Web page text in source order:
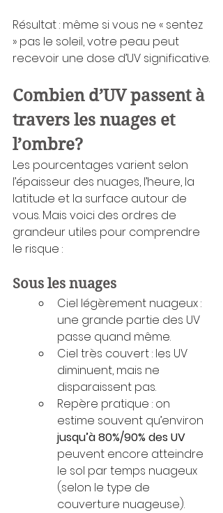
Résultat : même si vous ne « sentez
» pas le soleil, votre peau peut
recevoir une dose d’UV significative.
Combien d’UV passent à
travers les nuages et
l’ombre?
Les pourcentages varient selon
l’épaisseur des nuages, l’heure, la
latitude et la surface autour de
vous. Mais voici des ordres de
grandeur utiles pour comprendre
le risque :
Sous les nuages
Ciel légèrement nuageux :
une grande partie des UV
passe quand même.
Ciel très couvert : les UV
diminuent, mais ne
disparaissent pas.
Repère pratique : on
estime souvent qu’environ
jusqu’à 80%/90% des UV
peuvent encore atteindre
le sol par temps nuageux
(selon le type de
couverture nuageuse).